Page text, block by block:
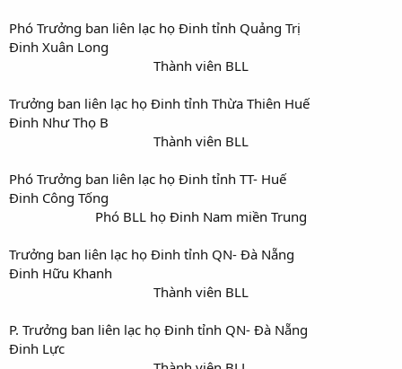
Phó Trưởng ban liên lạc họ Đinh tỉnh Quảng Trị
Đinh Xuân Long
Thành viên BLL​
Trưởng ban liên lạc họ Đinh tỉnh Thừa Thiên Huế
Đinh Như Thọ B
Thành viên BLL​
Phó Trưởng ban liên lạc họ Đinh tỉnh TT- Huế
Đinh Công Tống
Phó BLL họ Đinh Nam miền Trung​
Trưởng ban liên lạc họ Đinh tỉnh QN- Đà Nẵng
Đinh Hữu Khanh
Thành viên BLL​
P. Trưởng ban liên lạc họ Đinh tỉnh QN- Đà Nẵng
Đinh Lực